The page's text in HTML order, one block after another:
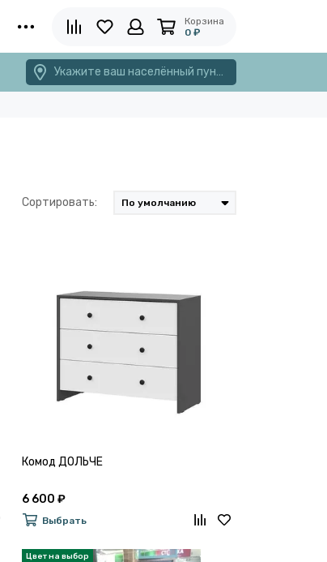
Корзина
0 ₽
Укажите ваш населённый пункт
Сортировать:
Комод ДОЛЬЧЕ
6 600 ₽
Выбрать